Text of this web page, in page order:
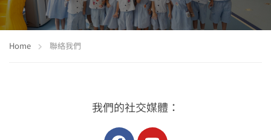
Home 聯絡我們
我們的社交媒體：